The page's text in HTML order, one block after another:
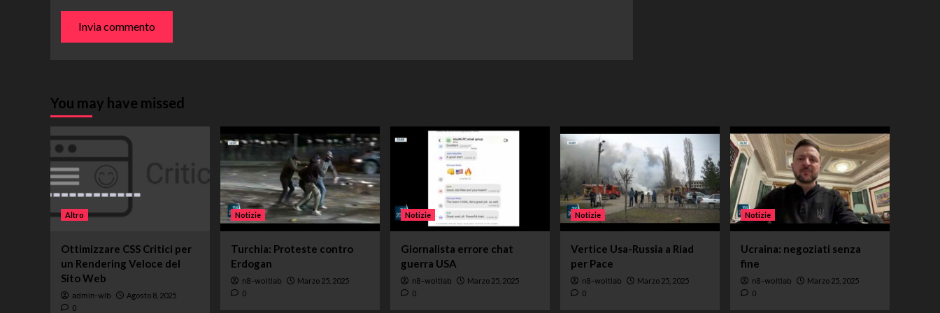
You may have missed
Altro
Ottimizzare CSS Critici per
un Rendering Veloce del
Sito Web
admin-wlb Agosto 8, 2025
0
Notizie
Turchia: Proteste contro
Erdogan
n8-woltlab Marzo 25, 2025
0
Notizie
Giornalista errore chat
guerra USA
n8-woltlab Marzo 25, 2025
0
Notizie
Vertice Usa-Russia a Riad
per Pace
n8-woltlab Marzo 25, 2025
0
Notizie
Ucraina: negoziati senza
fine
n8-woltlab Marzo 25, 2025
0